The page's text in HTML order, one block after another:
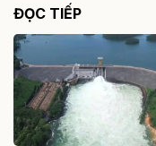
ĐỌC TIẾP